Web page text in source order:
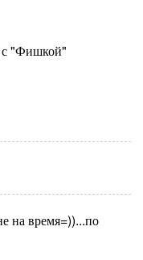
с "Фишкой"
на время=))...по